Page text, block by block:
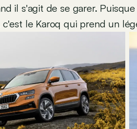
il s'agit de se garer.
le Karoq qui prend un